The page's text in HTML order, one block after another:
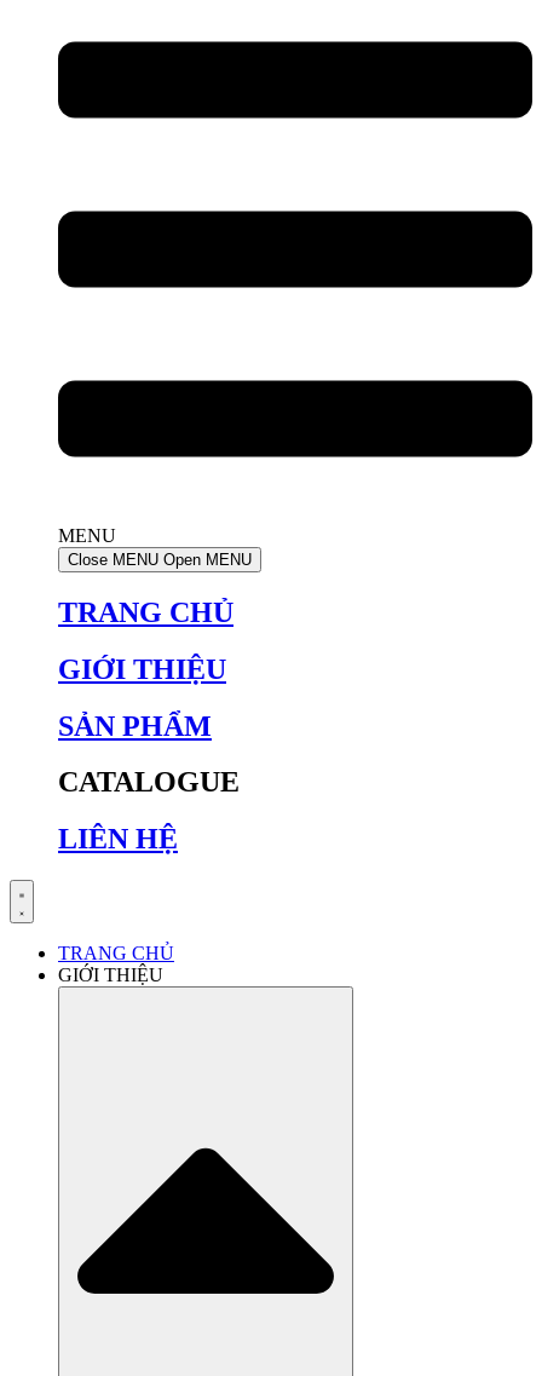
MENU
Close MENU Open MENU
TRANG CHỦ
GIỚI THIỆU
SẢN PHẨM
CATALOGUE
LIÊN HỆ
TRANG CHỦ
GIỚI THIỆU